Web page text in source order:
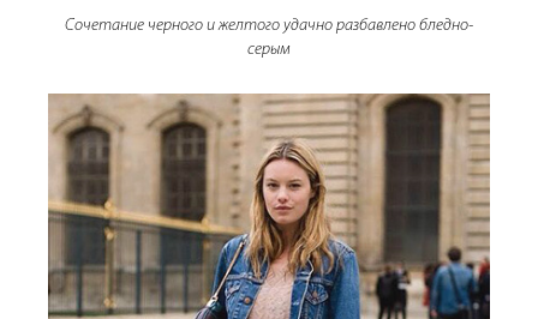
Сочетание черного и желтого удачно разбавлено бледно-
серым